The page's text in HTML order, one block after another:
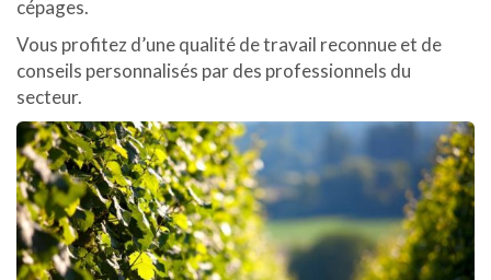
cépages.
Vous profitez d’une qualité de travail reconnue et de
conseils personnalisés par des professionnels du
secteur.